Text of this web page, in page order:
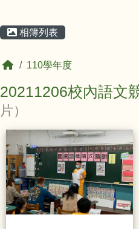
相簿列表
回首頁110學年度
20211206校內語文
片）
相簿列表